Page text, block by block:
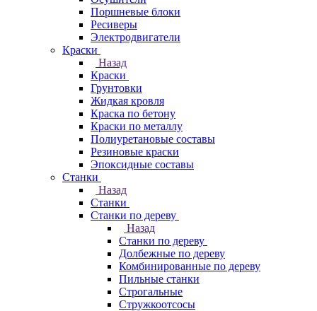
Поршневые блоки
Ресиверы
Электродвигатели
Краски
Назад
Краски
Грунтовки
Жидкая кровля
Краска по бетону
Краски по металлу
Полиуретановые составы
Резиновые краски
Эпоксидные составы
Станки
Назад
Станки
Станки по дереву
Назад
Станки по дереву
Долбежные по дереву
Комбинированные по дереву
Пильные станки
Строгальные
Стружкоотсосы